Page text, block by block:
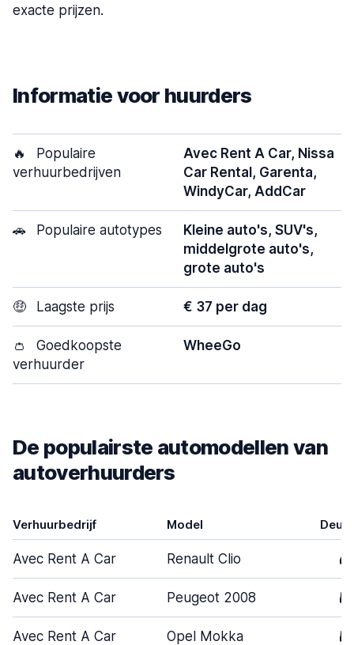
exacte prijzen.
Informatie voor huurders
🔥
Populaire
verhuurbedrijven
Avec Rent A Car, Nissa
Car Rental, Garenta,
WindyCar, AddCar
🚗 Populaire autotypes
Kleine auto's, SUV's,
middelgrote auto's,
grote auto's
🤑 Laagste prijs € 37 per dag
👛
Goedkoopste
verhuurder
WheeGo
De populairste automodellen van
autoverhuurders
Verhuurbedrijf Model
Avec Rent A Car Renault Clio 4
Avec Rent A Car Peugeot 2008 5
Avec Rent A Car Opel Mokka 5